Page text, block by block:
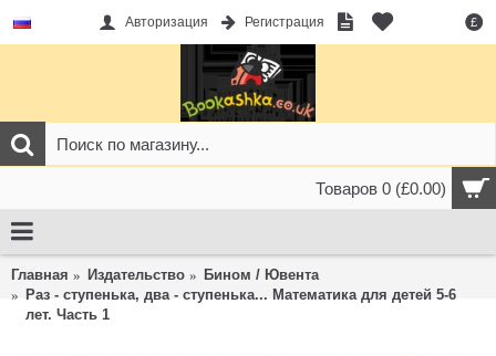
£
Авторизация Регистрация
Товаров 0 (£0.00)
Главная Издательство
Бином / Ювента
Раз - ступенька, два - ступенька... Математика для детей 5-6
лет. Часть 1